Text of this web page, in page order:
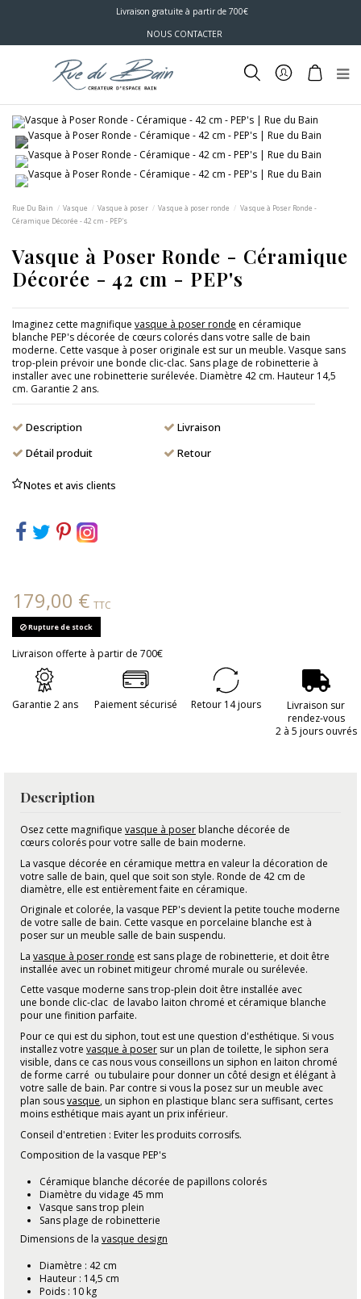
Livraison gratuite à partir de 700€
NOUS CONTACTER
Rue Du Bain Vasque Vasque à poser Vasque à poser ronde
Vasque à Poser Ronde -
Céramique Décorée - 42 cm - PEP's
Vasque à Poser Ronde - Céramique
Décorée - 42 cm - PEP's
Imaginez cette magnifique vasque à poser ronde en céramique
blanche PEP's décorée de cœurs colorés dans votre salle de bain
moderne. Cette vasque à poser originale est sur un meuble. Vasque sans
trop-plein prévoir une bonde clic-clac. Sans plage de robinetterie à
installer avec une robinetterie surélevée. Diamètre 42 cm. Hauteur 14,5
cm. Garantie 2 ans.
Description
Détail produit
Notes et avis clients
Livraison
Retour
179,00 € TTC
Rupture de stock
Livraison offerte à partir de 700€
Garantie 2 ans Paiement sécurisé Retour 14 jours
Livraison sur
rendez-vous
2 à 5 jours ouvrés
Description
Osez cette magnifique vasque à poser blanche décorée de
cœurs colorés pour votre salle de bain moderne.
La vasque décorée en céramique mettra en valeur la décoration de
votre salle de bain, quel que soit son style. Ronde de 42 cm de
diamètre, elle est entièrement faite en céramique.
Originale et colorée, la vasque PEP's devient la petite touche moderne
de votre salle de bain. Cette vasque en porcelaine blanche est à
poser sur un meuble salle de bain suspendu.
La vasque à poser ronde est sans plage de robinetterie, et doit être
installée avec un robinet mitigeur chromé murale ou surélevée.
Cette vasque moderne sans trop-plein doit être installée avec
une bonde clic-clac de lavabo laiton chromé et céramique blanche
pour une finition parfaite.
Pour ce qui est du siphon, tout est une question d'esthétique. Si vous
installez votre vasque à poser sur un plan de toilette, le siphon sera
visible, dans ce cas nous vous conseillons un siphon en laiton chromé
de forme carré ou tubulaire pour donner un côté design et élégant à
votre salle de bain. Par contre si vous la posez sur un meuble avec
plan sousvasque, un siphon en plastique blanc sera suffisant, certes
moins esthétique mais ayant un prix inférieur.
Conseil d'entretien : Eviter les produits corrosifs.
Composition de la vasque PEP's
Céramique blanche décorée de papillons colorés
Diamètre du vidage 45 mm
Vasque sans trop plein
Sans plage de robinetterie
Dimensions de la vasque design
Diamètre : 42 cm
Hauteur : 14,5 cm
Poids : 10 kg